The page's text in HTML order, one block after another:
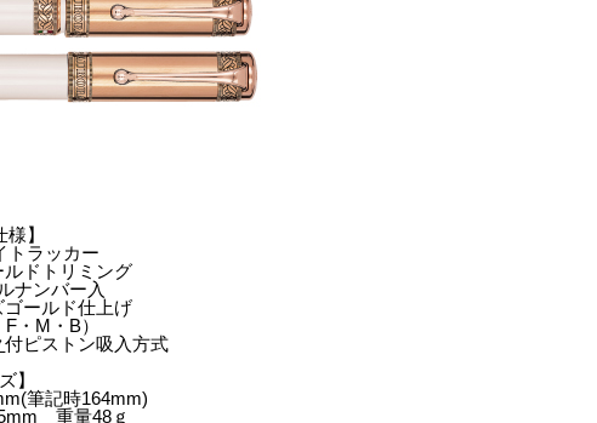
様】
ラッカー
ルドトリミング
ナンバー入
ールド仕上げ
F・M・B）
付ピストン吸入方式
】
筆記時164mm)
重量48ｇ